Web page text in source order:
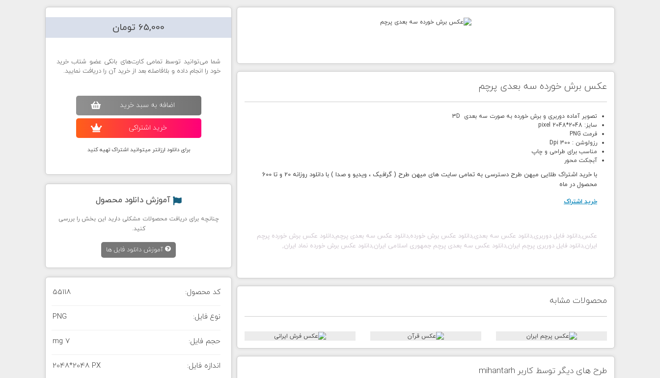
عکس برش خورده سه بعدی پرچم
تصویر آماده دوربری و برش خورده به صورت سه بعدی 3D
سایز: 2048*2048 pixel
فرمت PNG
رزولوشن : 300 Dpi
مناسب برای طراحی و چاپ
آبجکت محور
با خرید اشتراک طلایی میهن طرح دسترسی به تمامی سایت های میهن طرح ( گرافیک ، ویدیو و صدا ) با دانلود روزانه 20 و تا 600
محصول در ماه
خرید اشتراک
عکس,دانلود فایل دوربری,دانلود عکس سه بعدی,دانلود عکس برش خورده,دانلود عکس سه بعدی پرچم,دانلود عکس برش خورده پرچم
ایران,دانلود فایل دوربری پرچم ایران,دانلود عکس سه بعدی پرچم جمهوری اسلامی ایران,دانلود عکس برش خورده نماد ایران,
محصولات مشابه
طرح های دیگر توسط کاربر mihantarh
65,000 تومان
شما می‌توانید توسط تمامی کارت‌های بانکی عضو شتاب خرید
خود را انجام داده و بلافاصله بعد از خرید آن را دریافت نمایید.
اضافه به سبد خريد
خريد اشتراکی
برای دانلود ارزانتر میتوانید اشتراک تهیه کنید
آموزش دانلود محصول
چنانچه برای دریافت محصولات مشکلی دارید این بخش را بررسی
کنید.
آموزش دانلود فایل ها
کد محصول: 55118
نوع فایل: PNG
حجم فایل: 7 mg
اندازه فایل: 2048*2048 PX